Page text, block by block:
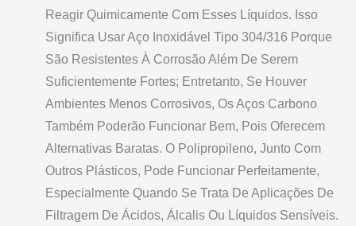
Reagir Quimicamente Com Esses Líquidos. Isso
Significa Usar Aço Inoxidável Tipo 304/316 Porque
São Resistentes À Corrosão Além De Serem
Suficientemente Fortes; Entretanto, Se Houver
Ambientes Menos Corrosivos, Os Aços Carbono
Também Poderão Funcionar Bem, Pois Oferecem
Alternativas Baratas. O Polipropileno, Junto Com
Outros Plásticos, Pode Funcionar Perfeitamente,
Especialmente Quando Se Trata De Aplicações De
Filtragem De Ácidos, Álcalis Ou Líquidos Sensíveis.